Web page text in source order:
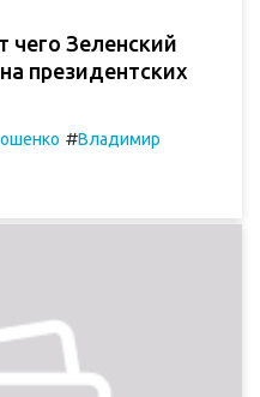
чего Зеленский
президентских
#Владимир